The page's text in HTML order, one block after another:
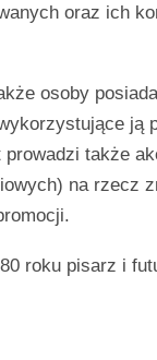
oraz ich
osoby
ją
także
na rzecz
roku pisarz i